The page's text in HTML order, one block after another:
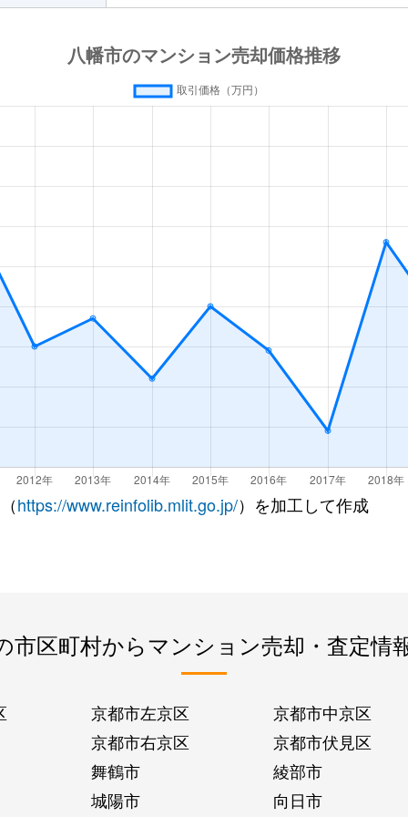
https://www.reinfolib.mlit.go.jp/）を加工して作成
市区町村からマンション売却・査定情
京都市左京区
京都市中京区
京都市右京区
京都市伏見区
舞鶴市
綾部市
城陽市
向日市